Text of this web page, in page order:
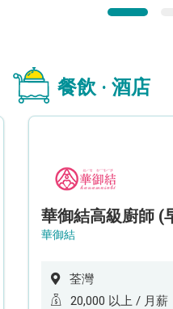
餐飲 · 酒店
華御結
荃灣
20,000 以上 / 月薪